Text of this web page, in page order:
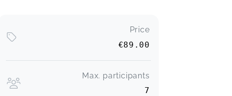
Price
€89.00
Max. participants
7